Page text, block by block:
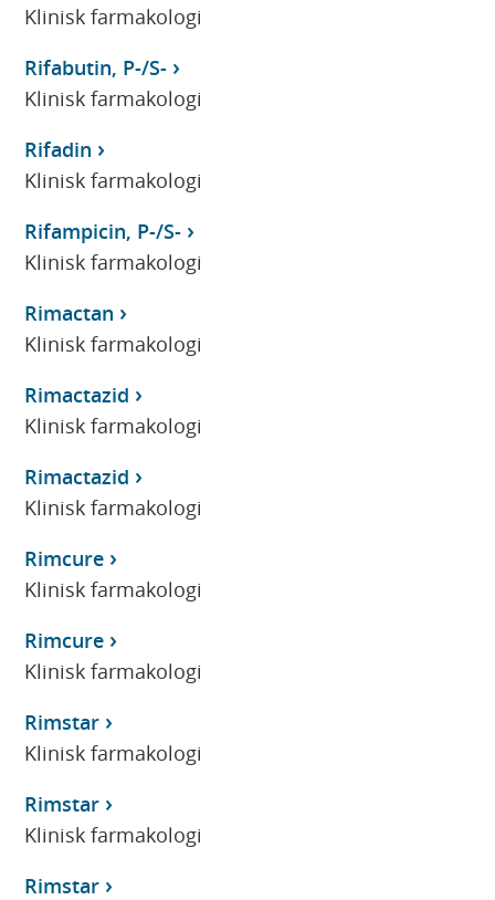
Klinisk farmakologi
Rifabutin, P-/S-
Klinisk farmakologi
Rifadin
Klinisk farmakologi
Rifampicin, P-/S-
Klinisk farmakologi
Rimactan
Klinisk farmakologi
Rimactazid
Klinisk farmakologi
Rimactazid
Klinisk farmakologi
Rimcure
Klinisk farmakologi
Rimcure
Klinisk farmakologi
Rimstar
Klinisk farmakologi
Rimstar
Klinisk farmakologi
Rimstar